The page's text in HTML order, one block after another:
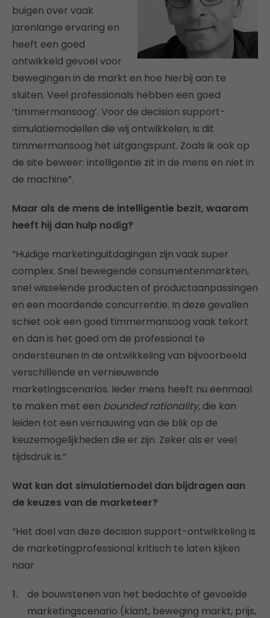
buigen over vaak
jarenlange ervaring en
heeft een goed
ontwikkeld gevoel voor
bewegingen in de markt en hoe hierbij aan te
sluiten. Veel professionals hebben een goed
‘timmermansoog’. Voor de decision support-
simulatiemodellen die wij ontwikkelen, is dit
timmermansoog het uitgangspunt. Zoals ik ook op
de site beweer: intelligentie zit in de mens en niet in
de machine”.
Maar als de mens de intelligentie bezit, waarom
heeft hij dan hulp nodig?
“Huidige marketinguitdagingen zijn vaak super
complex. Snel bewegende consumentenmarkten,
snel wisselende producten of productaanpassingen
en een moordende concurrentie. In deze gevallen
schiet ook een goed timmermansoog vaak tekort
en dan is het goed om de professional te
ondersteunen in de ontwikkeling van bijvoorbeeld
verschillende en vernieuwende
marketingscenarios. Ieder mens heeft nu eenmaal
te maken met een bounded rationality, die kan
leiden tot een vernauwing van de blik op de
keuzemogelijkheden die er zijn. Zeker als er veel
tijdsdruk is.”
Wat kan dat simulatiemodel dan bijdragen aan
de keuzes van de marketeer?
“Het doel van deze decision support-ontwikkeling is
de marketingprofessional kritisch te laten kijken
naar
de bouwstenen van het bedachte of gevoelde
marketingscenario (klant, beweging markt, prijs,